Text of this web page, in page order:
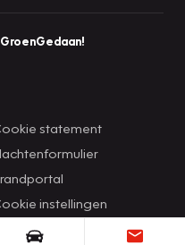
GroenGedaan!
statement
instellingen